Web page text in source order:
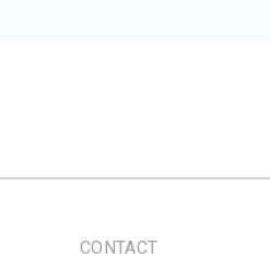
CONTACT